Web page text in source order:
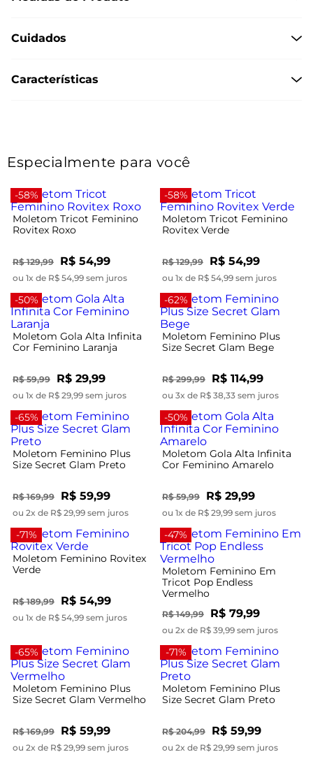
Cuidados
Características
Especialmente para você
-58%
Moletom Tricot Feminino
Rovitex Roxo
R$ 129,99 R$ 54,99
ou 1x de R$ 54,99 sem juros
-58%
Moletom Tricot Feminino
Rovitex Verde
R$ 129,99 R$ 54,99
ou 1x de R$ 54,99 sem juros
-50%
Moletom Gola Alta Infinita
Cor Feminino Laranja
R$ 59,99 R$ 29,99
ou 1x de R$ 29,99 sem juros
-62%
Moletom Feminino Plus
Size Secret Glam Bege
R$ 299,99 R$ 114,99
ou 3x de R$ 38,33 sem juros
-65%
Moletom Feminino Plus
Size Secret Glam Preto
R$ 169,99 R$ 59,99
ou 2x de R$ 29,99 sem juros
-50%
Moletom Gola Alta Infinita
Cor Feminino Amarelo
R$ 59,99 R$ 29,99
ou 1x de R$ 29,99 sem juros
-71%
Moletom Feminino Rovitex
Verde
R$ 189,99 R$ 54,99
ou 1x de R$ 54,99 sem juros
-47%
Moletom Feminino Em
Tricot Pop Endless
Vermelho
R$ 149,99 R$ 79,99
ou 2x de R$ 39,99 sem juros
-65%
Moletom Feminino Plus
Size Secret Glam Vermelho
R$ 169,99 R$ 59,99
ou 2x de R$ 29,99 sem juros
-71%
Moletom Feminino Plus
Size Secret Glam Preto
R$ 204,99 R$ 59,99
ou 2x de R$ 29,99 sem juros